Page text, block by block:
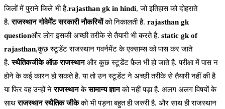
जिलों में पुराने किले भी है.rajasthan gk in hindi, जो इतिहास को दोहराते
है.राजस्थान गोवेर्मेंट सरकारी नौकरियोंको निकालती है. rajasthan gk
questionऔर लोग इसकी अच्छी तरीके से तैयारी भी करते है. static gk of
rajasthan,कुछ स्टूडेंट राजस्थान गवर्नमेंट के एक्साम्स को पास कर जाते
है.स्थैतिकजीके ऑफ़ राजस्थानऔर कुछ स्टूडेंट फ़ैल भी हो जाते है. परीक्षा में पास न
होने के कई कारन हो सकते है. या तो उन स्टूडेंट ने अच्छी तरीके से तैयारी नहीं की है
या फिर वह उन्हों नेराजस्थानकेसामान्य ज्ञानको नहीं पड़ा है. अलग अलग विषयों के
साथराजस्थान स्थैतिक जीकेको भी पड़ना बहुत ही जरुरी है. और साथ ही राजस्थान